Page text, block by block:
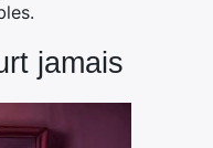
jamais